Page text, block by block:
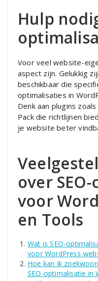
Hulp
Voor veel website-
aspect zijn. Gelukkig
beschikbaar die
optimalisaties in
Denk aan plugins
Pack die richtlijnen
je website beter
over
voor
en Tools
Wat is SEO-
voor WordPress-
Hoe kan ik
SEO-optimalisatie in